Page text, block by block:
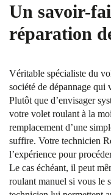
Un savoir-
réparation
Véritable spécialiste du
société de dépannage qui
Plutôt que d’envisager
votre volet roulant à la
remplacement d’une
suffire. Votre technicien
l’expérience pour
Le cas échéant, il peut
roulant manuel si vous le